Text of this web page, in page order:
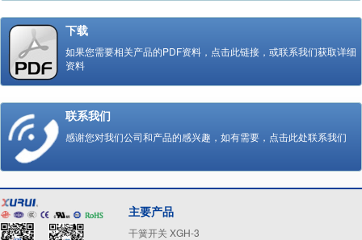
下载
如果您需要相关产品的PDF资料，点击此链接，或联系我们获取详细
资料
联系我们
感谢您对我们公司和产品的感兴趣，如有需要，点击此处联系我们
主要产品
干簧开关 XGH-3